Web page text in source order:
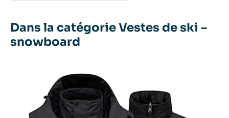
Dans la catégorie Vestes de ski –
snowboard